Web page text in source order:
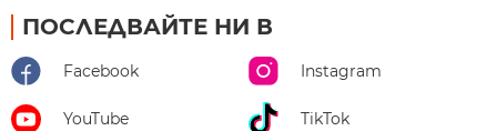
ПОСЛЕДВАЙТЕ НИ В
Facebook Instagram
YouTube TikTok